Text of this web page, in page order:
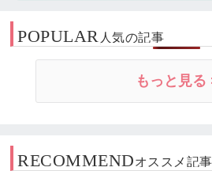
POPULAR 人気の記事
もっと見る
RECOMMENDオススメ記事